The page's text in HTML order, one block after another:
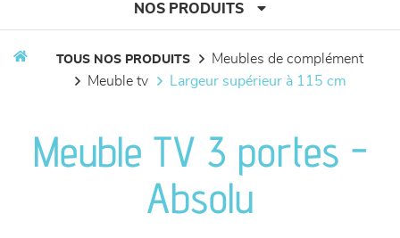
NOS PRODUITS
séjours
meubles de complément
TOUS NOS PRODUITS
meubles de complément
meuble tv
largeur supérieur à 115 cm
Meuble TV 3 portes -
Absolu